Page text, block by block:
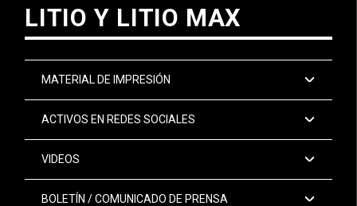
LITIO Y LITIO MAX
MATERIAL DE IMPRESIÓN
ACTIVOS EN REDES SOCIALES
VIDEOS
BOLETÍN / COMUNICADO DE PRENSA